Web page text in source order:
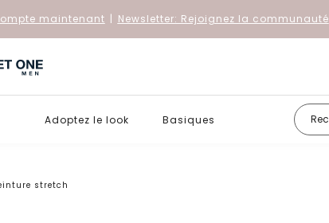
maintenant | Newsletter: Rejoignez la communauté
Adoptez le look Basiques Petits prix
stretch